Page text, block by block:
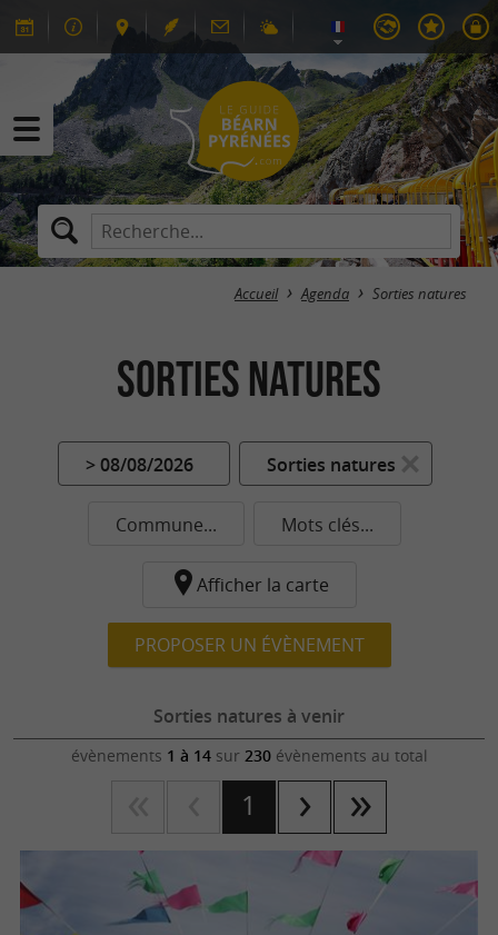
Accueil Agenda Sorties natures
Sorties natures
> 08/08/2026 Sorties natures
Commune... Mots clés...
Afficher la carte
PROPOSER UN ÉVÈNEMENT
Sorties natures à venir
évènements 1 à 14sur 230évènements au total
1